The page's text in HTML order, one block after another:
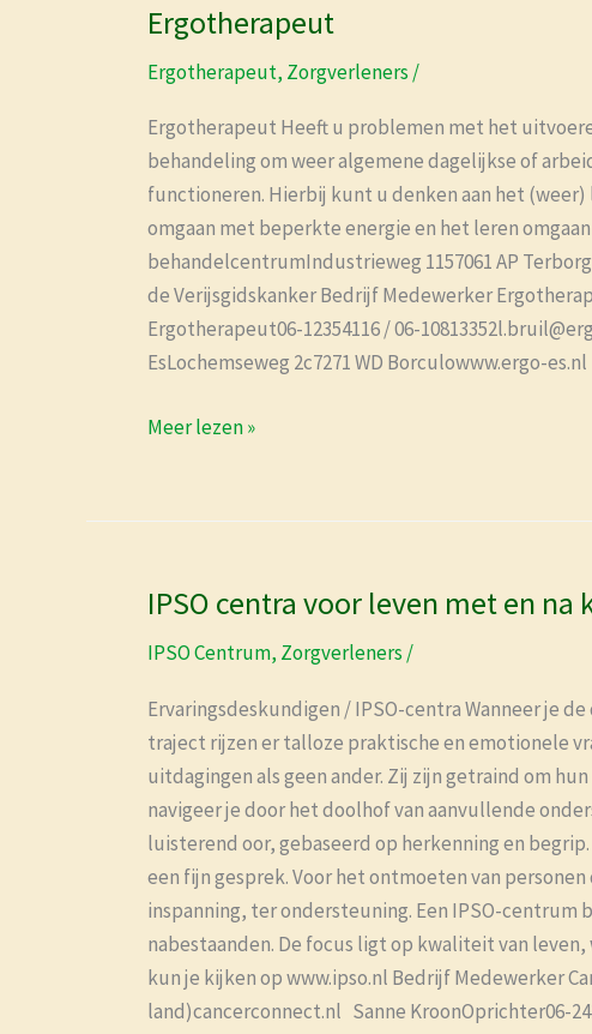
Ergotherapeut
Ergotherapeut, Zorgverleners /
Ergotherapeut Heeft u problemen met het
behandeling om weer algemene dagelijkse of
functioneren. Hierbij kunt u denken aan het
omgaan met beperkte energie en het leren
behandelcentrumIndustrieweg 1157061 AP
de Verijsgidskanker Bedrijf Medewerker
Ergotherapeut06-12354116 / 06-
EsLochemseweg 2c7271 WD Borculowww.ergo-
Ergotherapeut
Meer lezen »
IPSO centra voor leven met en na
IPSO Centrum, Zorgverleners/
Ervaringsdeskundigen / IPSO-centra Wanneer je
traject rijzen er talloze praktische en emotionele
uitdagingen als geen ander. Zij zijn getraind om
navigeer je door het doolhof van aanvullende
luisterend oor, gebaseerd op herkenning en
een fijn gesprek. Voor het ontmoeten van
inspanning, ter ondersteuning. Een IPSO-centrum
nabestaanden. De focus ligt op kwaliteit van
kun je kijken op www.ipso.nl Bedrijf Medewerker
land)cancerconnect.nl Sanne KroonOprichter06-
IPSO
voor
leven
met
en
na
kanker